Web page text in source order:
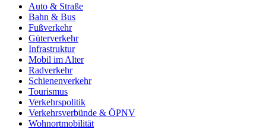
Auto & Straße
Bahn & Bus
Fußverkehr
Güterverkehr
Infrastruktur
Mobil im Alter
Radverkehr
Schienenverkehr
Tourismus
Verkehrspolitik
Verkehrsverbünde & ÖPNV
Wohnortmobilität